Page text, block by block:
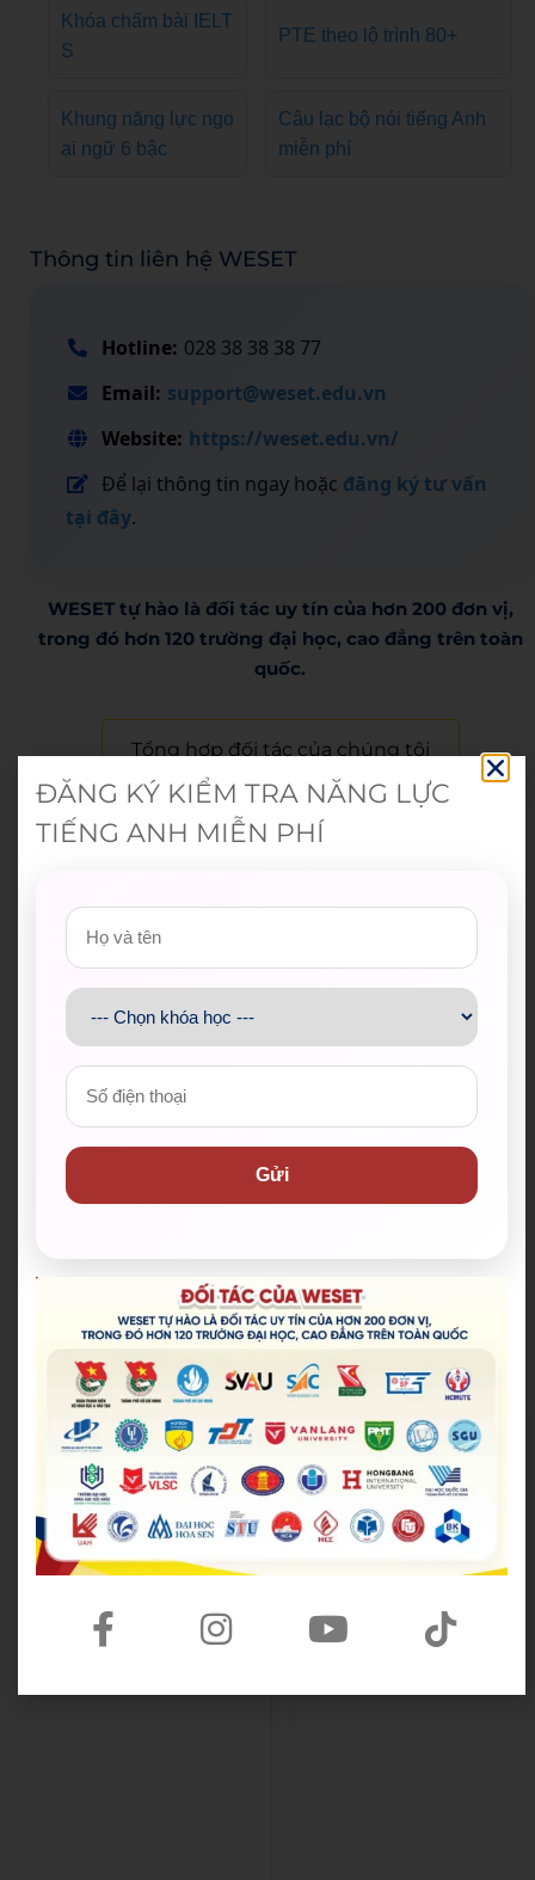
Khóa chấm bài IELT
S
PTE theo lộ trình 80+
Khung năng lực ngo
ại ngữ 6 bậc
Câu lạc bộ nói tiếng Anh
miễn phí
Thông tin liên hệ WESET
Hotline: 028 38 38 38 77
Email: support@weset.edu.vn
Website: https://weset.edu.vn/
Để lại thông tin ngay hoặc đăng ký tư vấn
tại đây.
WESET tự hào là đối tác uy tín của hơn 200 đơn vị,
trong đó hơn 120 trường đại học, cao đẳng trên toàn
quốc.​
Tổng hợp đối tác của chúng tôi
ĐĂNG KÝ KIỂM TRA NĂNG LỰC
TIẾNG ANH MIỄN PHÍ
Gửi